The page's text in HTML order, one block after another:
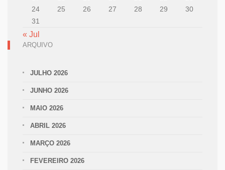
24
25 26 27 28 29
30
31
« Jul
ARQUIVO
JULHO 2026
JUNHO 2026
MAIO 2026
ABRIL 2026
MARÇO 2026
FEVEREIRO 2026